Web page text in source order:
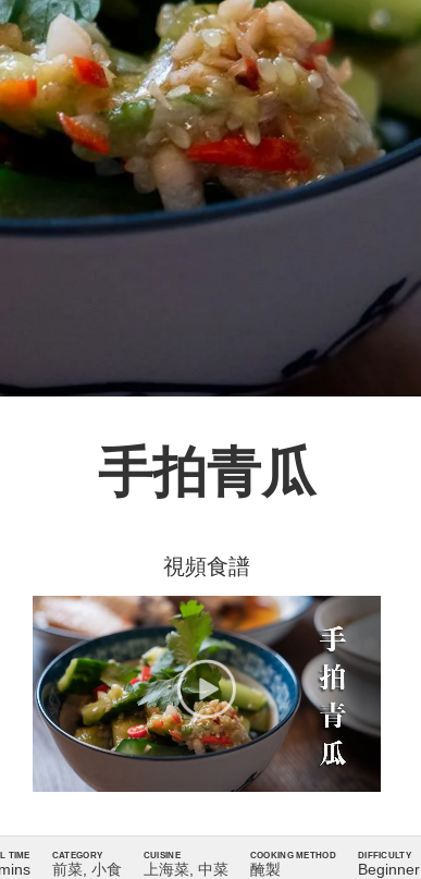
手拍青瓜
視頻食譜
TIME CATEGORY
前菜, 小食
CUISINE
上海菜, 中菜
COOKING METHOD
醃製
DIFFICULTY
Beginner